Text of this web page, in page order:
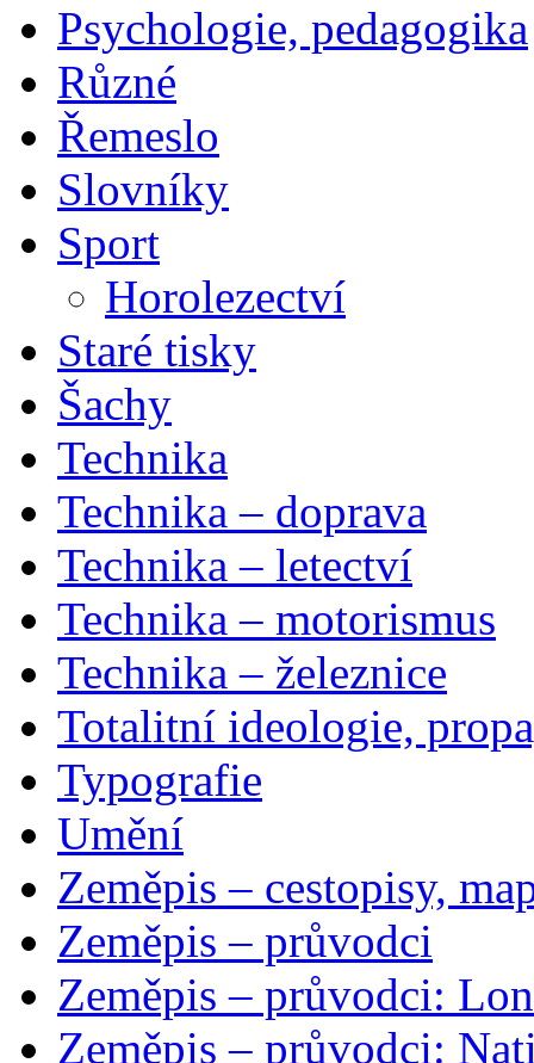
Psychologie, pedagogika
Různé
Řemeslo
Slovníky
Sport
Horolezectví
Staré tisky
Šachy
Technika
Technika – doprava
Technika – letectví
Technika – motorismus
Technika – železnice
Totalitní ideologie,
Typografie
Umění
Zeměpis – cestopisy,
Zeměpis – průvodci
Zeměpis – průvodci:
Zeměpis – průvodci: